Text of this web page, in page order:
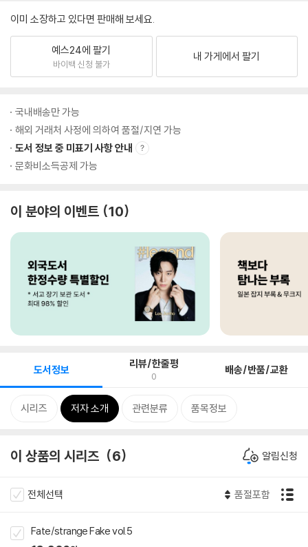
이미 소장하고 있다면 판매해 보세요.
예스24에 팔기
바이백 신청 불가
내 가게에서 팔기
국내배송만 가능
해외 거래처 사정에 의하여 품절/지연 가능
도서 정보 중 미표기 사항 안내
문화비소득공제 가능
이 분야의 이벤트 10
도서정보 리뷰/한줄평
0 배송/반품/교환
시리즈 저자 소개 관련분류 품목정보
이 상품의 시리즈 6 알림신청
전체선택 품절포함
Fate/strange Fake vol.5